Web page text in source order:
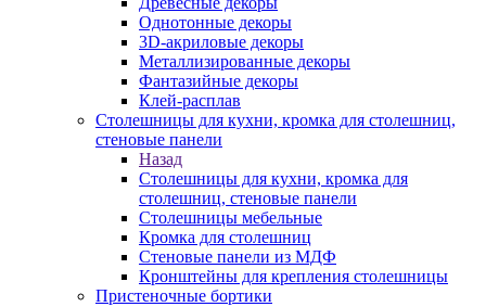
Однотонные декоры
3D-акриловые декоры
Металлизированные декоры
Фантазийные декоры
Клей-расплав
Столешницы для кухни, кромка для столешниц,
стеновые панели
Назад
Столешницы для кухни, кромка для
столешниц, стеновые панели
Столешницы мебельные
Кромка для столешниц
Стеновые панели из МДФ
Кронштейны для крепления столешницы
Пристеночные бортики